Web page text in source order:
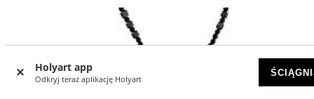
Holyart app
Odkryj teraz aplikację Holyart